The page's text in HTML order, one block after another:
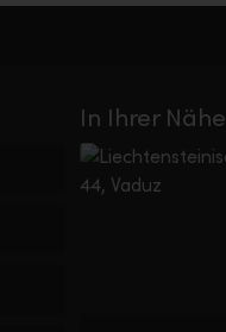
In Ihrer Nähe